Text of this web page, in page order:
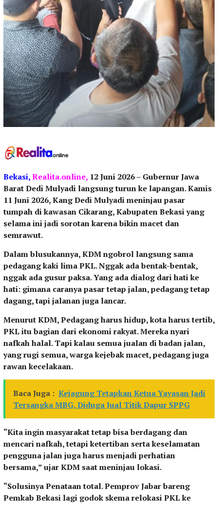
Bekasi,Realita.online, 12 Juni 2026 – Gubernur Jawa
Barat Dedi Mulyadi langsung turun ke lapangan. Kamis
11 Juni 2026, Kang Dedi Mulyadi meninjau pasar
tumpah di kawasan Cikarang, Kabupaten Bekasi yang
selama ini jadi sorotan karena bikin macet dan
semrawut.
Dalam blusukannya, KDM ngobrol langsung sama
pedagang kaki lima PKL. Nggak ada bentak-bentak,
nggak ada gusur paksa. Yang ada dialog dari hati ke
hati: gimana caranya pasar tetap jalan, pedagang tetap
dagang, tapi jalanan juga lancar.
Menurut KDM, Pedagang harus hidup, kota harus tertib,
PKL itu bagian dari ekonomi rakyat. Mereka nyari
nafkah halal. Tapi kalau semua jualan di badan jalan,
yang rugi semua, warga kejebak macet, pedagang juga
rawan kecelakaan.
Baca Juga : Kejagung Tetapkan Ketua Yayasan Jadi
Tersangka MBG, Diduga Jual Titik Dapur SPPG
“Kita ingin masyarakat tetap bisa berdagang dan
mencari nafkah, tetapi ketertiban serta keselamatan
pengguna jalan juga harus menjadi perhatian
bersama,” ujar KDM saat meninjau lokasi.
“Solusinya Penataan total. Pemprov Jabar bareng
Pemkab Bekasi lagi godok skema relokasi PKL ke